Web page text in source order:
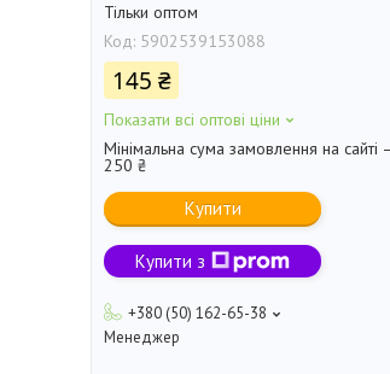
Тільки оптом
Код: 5902539153088
145 ₴
Показати всі оптові ціни
Мінімальна сума замовлення на сайті
250 ₴
Купити
Купити з
+380 (50) 162-65-38
Менеджер